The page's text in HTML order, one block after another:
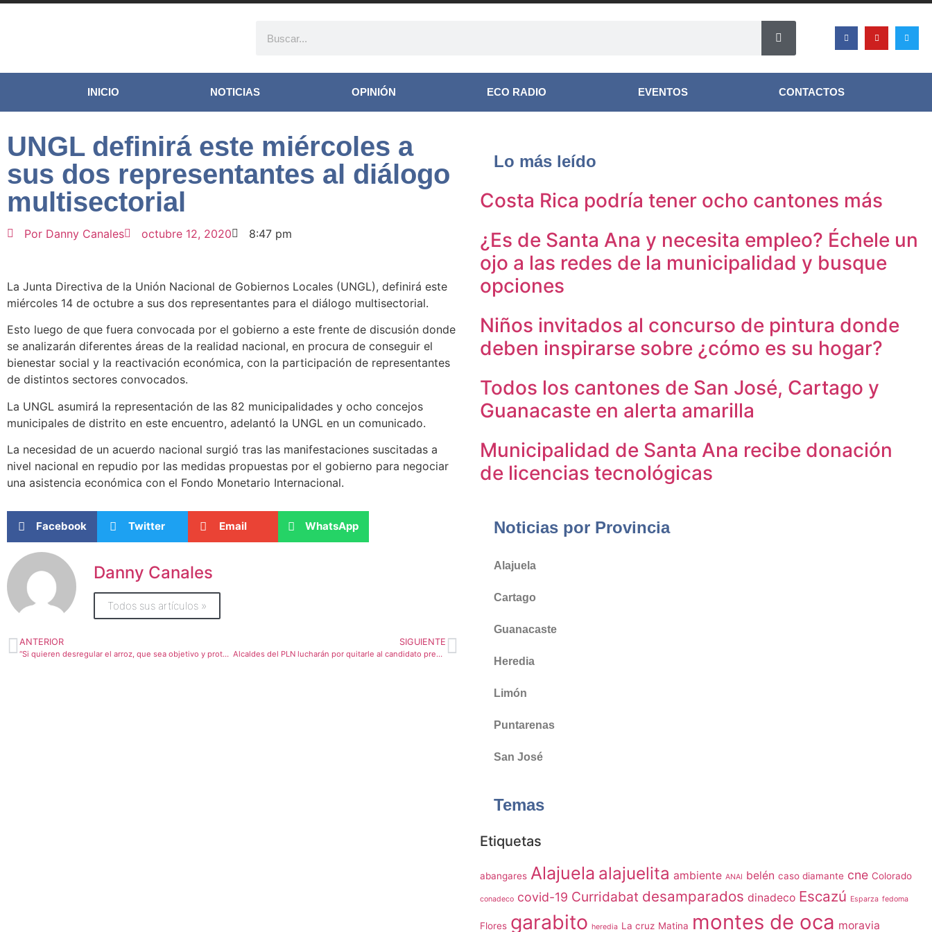
INICIO NOTICIAS OPINIÓN ECO RADIO EVENTOS CONTACTOS
UNGL definirá este miércoles a
sus dos representantes al diálogo
multisectorial
Por Danny Canales octubre 12, 2020 8:47 pm
La Junta Directiva de la Unión Nacional de Gobiernos Locales (UNGL), definirá este
miércoles 14 de octubre a sus dos representantes para el diálogo multisectorial.
Esto luego de que fuera convocada por el gobierno a este frente de discusión donde
se analizarán diferentes áreas de la realidad nacional, en procura de conseguir el
bienestar social y la reactivación económica, con la participación de representantes
de distintos sectores convocados.
La UNGL asumirá la representación de las 82 municipalidades y ocho concejos
municipales de distrito en este encuentro, adelantó la UNGL en un comunicado.
La necesidad de un acuerdo nacional surgió tras las manifestaciones suscitadas a
nivel nacional en repudio por las medidas propuestas por el gobierno para negociar
una asistencia económica con el Fondo Monetario Internacional.
Facebook Twitter Email WhatsApp
Danny Canales
Todos sus artículos »
ANTERIOR
“Si quieren desregular el arroz, que sea objetivo y protegiendo al productor”, alcalde de Santa Cruz
SIGUIENTE
Alcaldes del PLN lucharán por quitarle al candidato presidencial la designación a dedo de puestos de diputados
Lo más leído
Costa Rica podría tener ocho cantones más
¿Es de Santa Ana y necesita empleo? Échele un
ojo a las redes de la municipalidad y busque
opciones
Niños invitados al concurso de pintura donde
deben inspirarse sobre ¿cómo es su hogar?
Todos los cantones de San José, Cartago y
Guanacaste en alerta amarilla
Municipalidad de Santa Ana recibe donación
de licencias tecnológicas
Noticias por Provincia
Alajuela
Cartago
Guanacaste
Heredia
Limón
Puntarenas
San José
Temas
Etiquetas
abangares Alajuela alajuelita ambiente ANAI belén caso diamante cne Colorado
conadeco covid-19 Curridabat desamparados dinadeco Escazú Esparza fedoma
Flores garabito heredia La cruz Matina montes de oca moravia